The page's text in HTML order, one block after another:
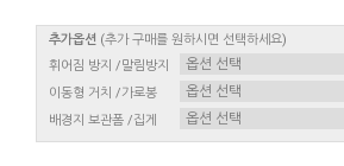
추가옵션 (추가 구매를 원하시면 선택하세요)
휘어짐 방지 /말림방지
이동형 거치 /가로봉
배경지 보관폼 /집게